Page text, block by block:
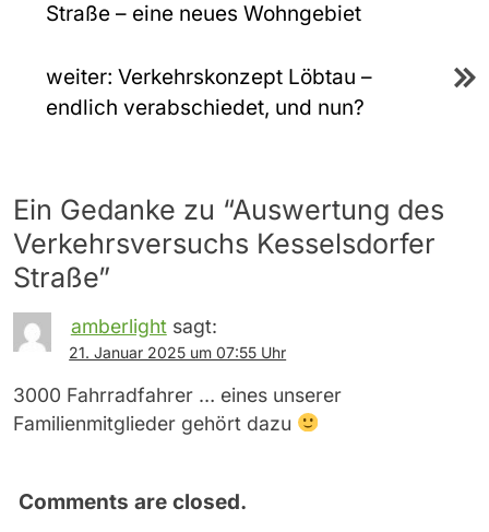
Straße – eine neues Wohngebiet
weiter: Verkehrskonzept Löbtau –
endlich verabschiedet, und nun?
Ein Gedanke zu “Auswertung des
Verkehrsversuchs Kesselsdorfer
Straße”
amberlight sagt:
21. Januar 2025 um 07:55 Uhr
3000 Fahrradfahrer … eines unserer
Familienmitglieder gehört dazu
Comments are closed.